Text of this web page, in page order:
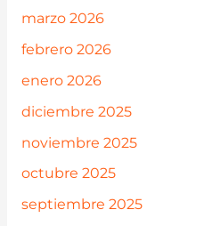
marzo 2026
febrero 2026
enero 2026
diciembre 2025
noviembre 2025
octubre 2025
septiembre 2025